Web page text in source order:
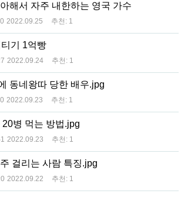
해서 자주 내한하는 영국 가수
2022.09.25 추천: 1
기 1억빵
2022.09.24 추천: 1
동네왕따 당한 배우.jpg
2022.09.23 추천: 1
병 먹는 방법.jpg
2022.09.23 추천: 1
걸리는 사람 특징.jpg
2022.09.22 추천: 1